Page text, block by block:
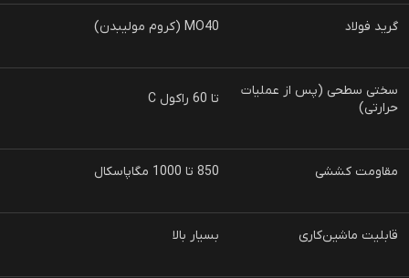
گرید فولاد MO40 (کروم مولیبدن)
سختی سطحی (پس از عملیات
حرارتی)
تا 60 راکول C
مقاومت کششی 850 تا 1000 مگاپاسکال
قابلیت ماشین‌کاری بسیار بالا